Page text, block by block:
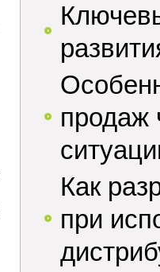
продаж
Как
при